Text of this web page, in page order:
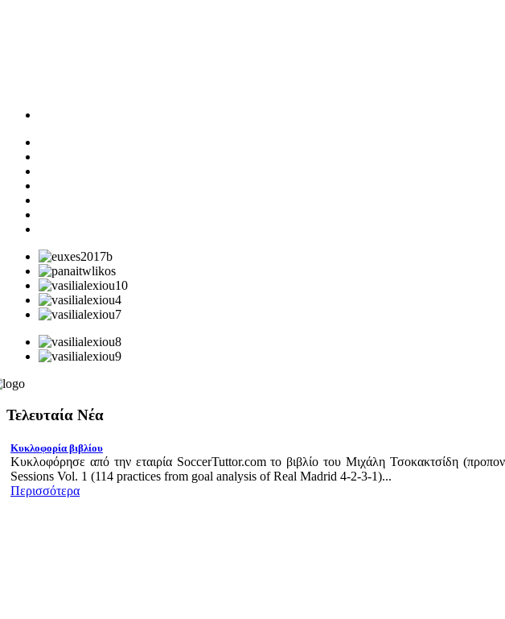
Τελευταία Νέα
Κυκλοφορία βιβλίου
Κυκλοφόρησε από την εταιρία SoccerTuttor.com το βιβλίο του Μιχάλη Τσοκακτσίδη
Sessions Vol. 1 (114 practices from goal analysis of Real Madrid 4-2-3-1)...
Περισσότερα